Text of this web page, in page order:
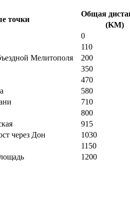
точки
Общая
(KM)
0
110
Мелитополя
200
350
470
580
710
800
915
через Дон
1030
1150
1200